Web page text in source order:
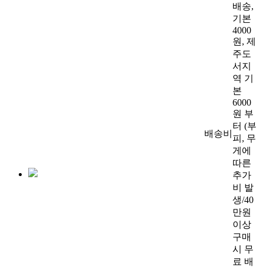
배송비
배송,
기본
4000
원, 제
주도
서지
역 기
본
6000
원 부
터 (부
피, 무
게에
따른
추가
비 발
생/40
만원
이상
구매
시 무
료 배